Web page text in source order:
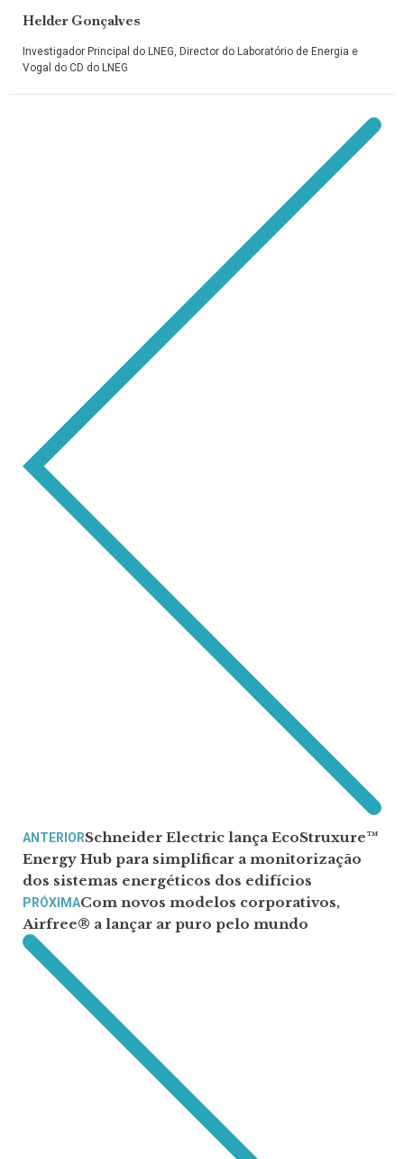
Helder Gonçalves
Investigador Principal do LNEG, Director do Laboratório de Energia e
Vogal do CD do LNEG
ANTERIORSchneider Electric lança EcoStruxure™
Energy Hub para simplificar a monitorização
dos sistemas energéticos dos edifícios
PRÓXIMACom novos modelos corporativos,
Airfree® a lançar ar puro pelo mundo